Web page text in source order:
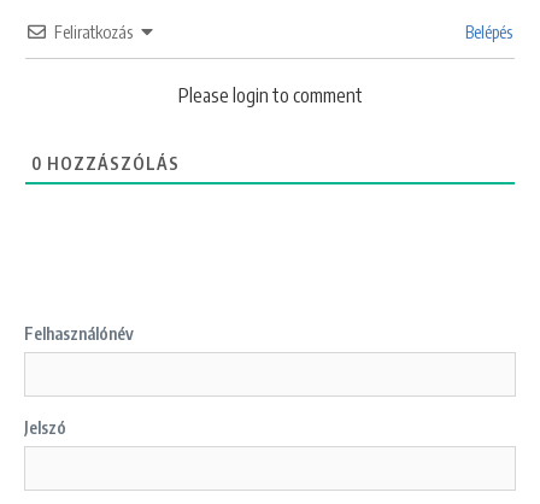
Feliratkozás Belépés
Please login to comment
0 HOZZÁSZÓLÁS
Felhasználónév
Jelszó